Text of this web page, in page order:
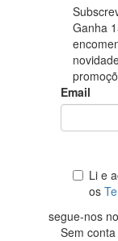
Ganha
Email
Li e
os
segue-nos
Sem